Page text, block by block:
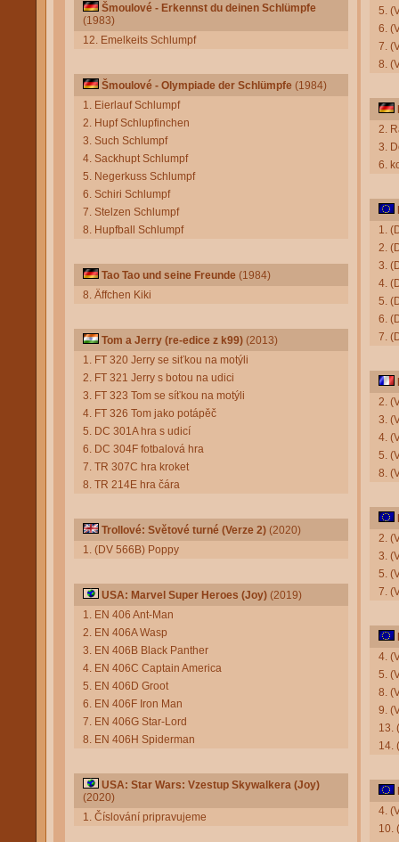
Šmoulové - Erkennst du deinen Schlümpfe
(1983)
12. Emelkeits Schlumpf
Šmoulové - Olympiade der Schlümpfe (1984)
1. Eierlauf Schlumpf
2. Hupf Schlupfinchen
3. Such Schlumpf
4. Sackhupt Schlumpf
5. Negerkuss Schlumpf
6. Schiri Schlumpf
7. Stelzen Schlumpf
8. Hupfball Schlumpf
Tao Tao und seine Freunde (1984)
8. Äffchen Kiki
Tom a Jerry (re-edice z k99) (2013)
1. FT 320 Jerry se siťkou na motýli
2. FT 321 Jerry s botou na udici
3. FT 323 Tom se síťkou na motýli
4. FT 326 Tom jako potápěč
5. DC 301A hra s udicí
6. DC 304F fotbalová hra
7. TR 307C hra kroket
8. TR 214E hra čára
Trollové: Světové turné (Verze 2) (2020)
1. (DV 566B) Poppy
USA: Marvel Super Heroes (Joy) (2019)
1. EN 406 Ant-Man
2. EN 406A Wasp
3. EN 406B Black Panther
4. EN 406C Captain America
5. EN 406D Groot
6. EN 406F Iron Man
7. EN 406G Star-Lord
8. EN 406H Spiderman
USA: Star Wars: Vzestup Skywalkera (Joy)
(2020)
1. Číslování pripravujeme
5.
6.
7.
8.
2.
3.
6.
1.
2.
3.
4.
5.
6.
7.
2.
3.
4.
5.
8.
2.
3.
5.
7.
4.
5.
8.
9.
13.
14.
4.
10.